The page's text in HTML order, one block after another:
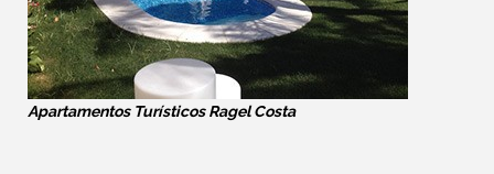
Apartamentos Turísticos Ragel Costa